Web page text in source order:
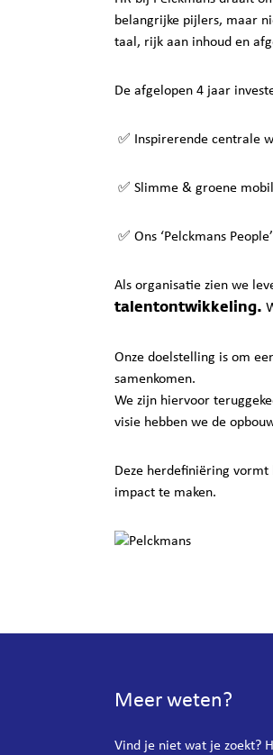
belangrijke pijlers, maar
taal, rijk aan inhoud en
De afgelopen 4 jaar
✅ Inspirerende centrale
✅ Slimme & groene
✅ Ons ‘Pelckmans
Als organisatie zien we
talentontwikkeling.
Onze doelstelling is om
samenkomen.
We zijn hiervoor
visie hebben we de
Deze herdefiniëring
impact te maken.
Meer weten?
Vind je niet wat je zoekt?